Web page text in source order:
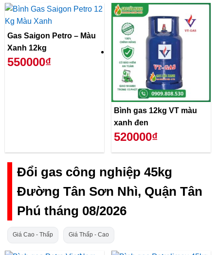
Gas Saigon Petro – Màu
Xanh 12kg
550000₫
Bình gas 12kg VT màu
xanh đen
520000₫
Đổi gas công nghiệp 45kg
Đường Tân Sơn Nhì, Quận Tân
Phú tháng 08/2026
Giá Cao - Thấp Giá Thấp - Cao